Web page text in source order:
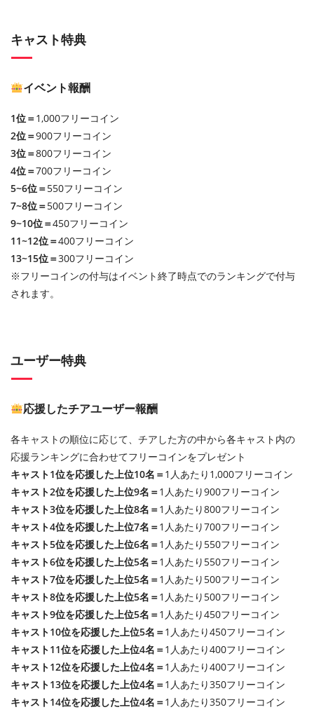
キャスト特典
イベント報酬
1位＝1,000フリーコイン
2位＝900フリーコイン
3位＝800フリーコイン
4位＝700フリーコイン
5~6位＝550フリーコイン
7~8位＝500フリーコイン
9~10位＝450フリーコイン
11~12位＝400フリーコイン
13~15位＝300フリーコイン
※フリーコインの付与はイベント終了時点でのランキングで付与
されます。
ユーザー特典
応援したチアユーザー報酬
各キャストの順位に応じて、チアした方の中から各キャスト内の
応援ランキングに合わせてフリーコインをプレゼント
キャスト1位を応援した上位10名＝1人あたり1,000フリーコイン
キャスト2位を応援した上位9名＝1人あたり900フリーコイン
キャスト3位を応援した上位8名＝1人あたり800フリーコイン
キャスト4位を応援した上位7名＝1人あたり700フリーコイン
キャスト5位を応援した上位6名＝1人あたり550フリーコイン
キャスト6位を応援した上位5名＝1人あたり550フリーコイン
キャスト7位を応援した上位5名＝1人あたり500フリーコイン
キャスト8位を応援した上位5名＝1人あたり500フリーコイン
キャスト9位を応援した上位5名＝1人あたり450フリーコイン
キャスト10位を応援した上位5名＝1人あたり450フリーコイン
キャスト11位を応援した上位4名＝1人あたり400フリーコイン
キャスト12位を応援した上位4名＝1人あたり400フリーコイン
キャスト13位を応援した上位4名＝1人あたり350フリーコイン
キャスト14位を応援した上位4名＝1人あたり350フリーコイン